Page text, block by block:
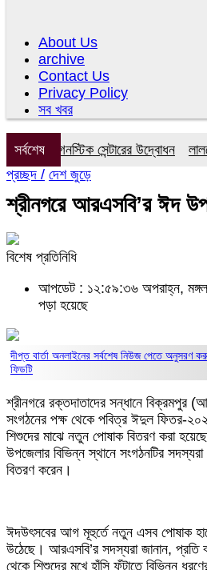
About Us
archive
Contact Us
Privacy Policy
সব খবর
সর্বশেষ
ডায়াগনস্টিক সেন্টারের উদ্বোধন
প্রচ্ছদ / দেশ জুড়ে
শ্রীনগরে আরএসবি’র ঈদ
বিশেষ প্রতিনিধি
আপডেট : ১২:৫৯:৩৬ অপরাহ্ন,
পড়া হয়েছে
দীপ্ত বার্তা অনলাইনের সর্বশেষ নিউজ পেতে অনুসরণ
ফিডটি
শ্রীনগরে রক্তদাতাদের সন্ধানে বিক্রমপুর
সংগঠনের পক্ষ থেকে পবিত্র ঈদুল ফিতর-
শিশুদের মাঝে নতুন পোষাক বিতরণ করা
উপজেলার বিভিন্ন স্থানে সংগঠনটির
বিতরণ করেন।
ঈদউৎসবের আগ মূহুর্তে নতুন এসব পোষাক
উঠেছে। আরএসবি’র সদস্যরা জানান, প্রতি
থেকে শিশুদের মুখে হাঁসি ফুঁটাতে বিভিন্ন